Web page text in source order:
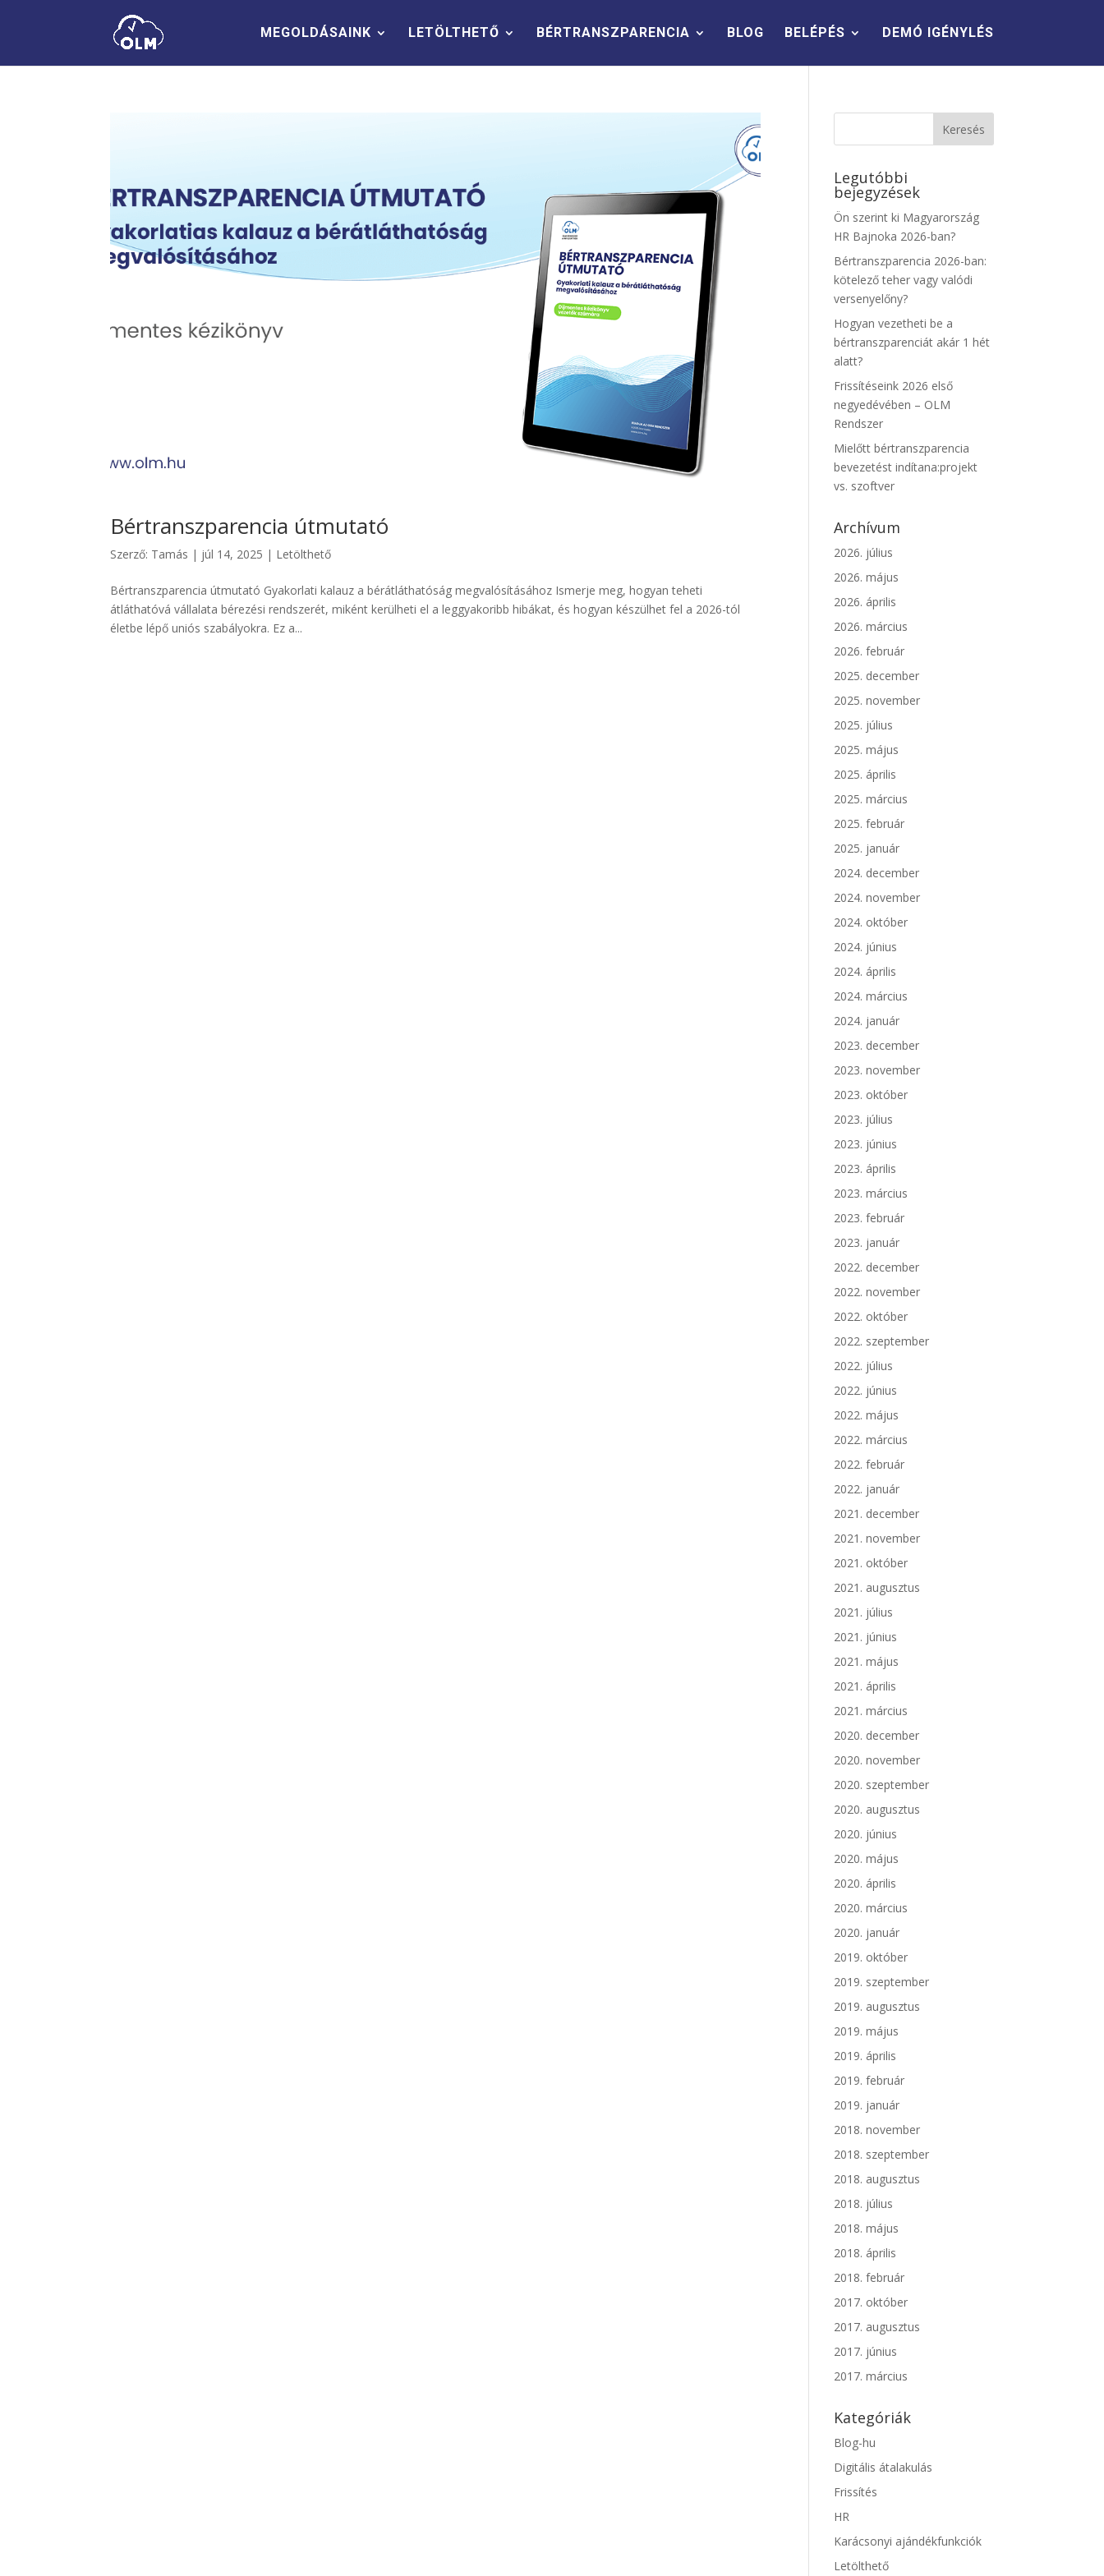
MEGOLDÁSAINK LETÖLTHETŐ BÉRTRANSZPARENCIA BLOG BELÉPÉS DEMÓ IGÉNYLÉS
Bértranszparencia útmutató
Szerző: Tamás | júl 14, 2025 | Letölthető
Bértranszparencia útmutató Gyakorlati kalauz a bérátláthatóság megvalósításához Ismerje meg, hogyan teheti
átláthatóvá vállalata bérezési rendszerét, miként kerülheti el a leggyakoribb hibákat, és hogyan készülhet fel a 2026-tól
életbe lépő uniós szabályokra. Ez a...
Legutóbbi
bejegyzések
Ön szerint ki Magyarország
HR Bajnoka 2026-ban?
Bértranszparencia 2026-ban:
kötelező teher vagy valódi
versenyelőny?
Hogyan vezetheti be a
bértranszparenciát akár 1 hét
alatt?
Frissítéseink 2026 első
negyedévében – OLM
Rendszer
Mielőtt bértranszparencia
bevezetést indítana:projekt
vs. szoftver
Archívum
2026. július
2026. május
2026. április
2026. március
2026. február
2025. december
2025. november
2025. július
2025. május
2025. április
2025. március
2025. február
2025. január
2024. december
2024. november
2024. október
2024. június
2024. április
2024. március
2024. január
2023. december
2023. november
2023. október
2023. július
2023. június
2023. április
2023. március
2023. február
2023. január
2022. december
2022. november
2022. október
2022. szeptember
2022. július
2022. június
2022. május
2022. március
2022. február
2022. január
2021. december
2021. november
2021. október
2021. augusztus
2021. július
2021. június
2021. május
2021. április
2021. március
2020. december
2020. november
2020. szeptember
2020. augusztus
2020. június
2020. május
2020. április
2020. március
2020. január
2019. október
2019. szeptember
2019. augusztus
2019. május
2019. április
2019. február
2019. január
2018. november
2018. szeptember
2018. augusztus
2018. július
2018. május
2018. április
2018. február
2017. október
2017. augusztus
2017. június
2017. március
Kategóriák
Blog-hu
Digitális átalakulás
Frissítés
HR
Karácsonyi ajándékfunkciók
Letölthető